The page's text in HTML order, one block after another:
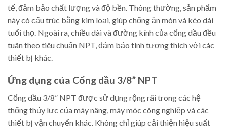
tế, đảm bảo chất lượng và độ bền. Thông thường, sản phẩm
này có cấu trúc bằng kim loại, giúp chống ăn mòn và kéo dài
tuổi thọ. Ngoài ra, chiều dài và đường kính của cổng dầu đều
tuân theo tiêu chuẩn NPT, đảm bảo tính tương thích với các
thiết bị khác.
Ứng dụng của Cổng dầu 3/8” NPT
Cổng dầu 3/8” NPT được sử dụng rộng rãi trong các hệ
thống thủy lực của máy nâng, máy móc công nghiệp và các
thiết bị vận chuyển khác. Không chỉ giúp cải thiện hiệu suất